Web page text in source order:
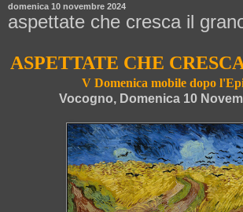
domenica 10 novembre 2024
aspettate che cresca il
ASPETTATE CHE
V Domenica mobile dopo
Vocogno, Domenica 10